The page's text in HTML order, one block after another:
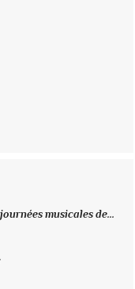
musicales de...